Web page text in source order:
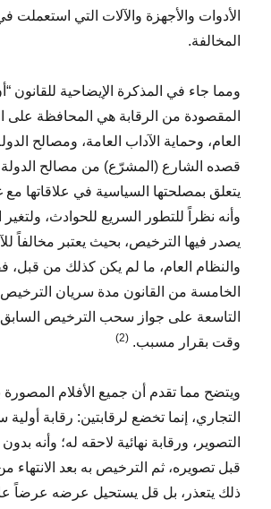
الأدوات والأجهزة والآلات التي استعملت
المخالفة.
ومما جاء في المذكرة الإيضاحية للقانون
المقصودة من الرقابة هي المحافظة على
العام، وحماية الآداب العامة، ومصالح
قصده الشارع (المشرّع) من مصالح الدولة
يتعلق بمصلحتها السياسية في علاقاتها مع
وأنه نظراً للتطور السريع للحوادث،
يصدر فيها الترخيص، بحيث يعتبر مخالفاً
والنظام العام، ما لم يكن كذلك من قبل،
الخامسة من القانون مدة سريان
التاسعة على جواز سحب الترخيص
وقت بقرار مسبب.(2)
ويتضح مما تقدم أن جميع الأفلام المصورة
التجاري، إنما تخضع لرقابتين: رقابة
التصوير، ورقابة نهائية لاحقه له؛ وأنه
قبل تصويره، ثم الترخيص به بعد الانتهاء
ذلك يتعذر، بل قل يستحيل عرضه عرضاً